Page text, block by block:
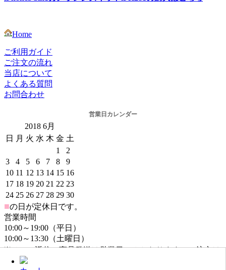
Home
ご利用ガイド
ご注文の流れ
当店について
よくある質問
お問合わせ
営業日カレンダー
2018 6月
日
月 火 水 木 金 土
1
2
3
4 5 6 7 8
9
10 11 12 13 14 15 16
17 18 19 20 21 22 23
24 25 26 27 28 29 30
■の日が定休日です。
営業時間
10:00～19:00（平日）
10:00～13:30（土曜日）
※メール返信・商品発送は営業日のみとなります。ご注文は
年中無休でお受けしております。